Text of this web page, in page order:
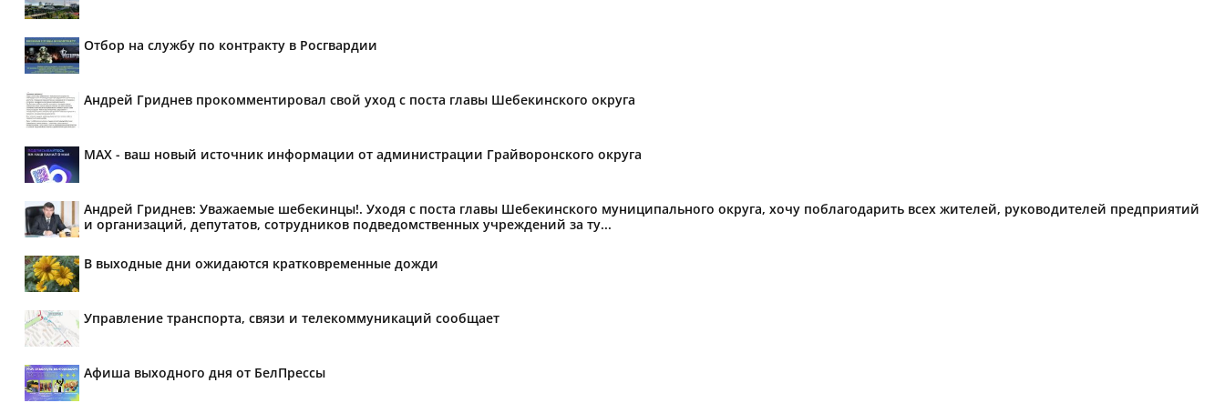
Отбор на службу по контракту в Росгвардии
Андрей Гриднев прокомментировал свой уход с поста главы Шебекинского округа
MAX - ваш новый источник информации от администрации Грайворонского округа
Андрей Гриднев: Уважаемые шебекинцы!. Уходя с поста главы Шебекинского муниципального округа, хочу поблагодарить всех жителей, руководителей предприятий
и организаций, депутатов, сотрудников подведомственных учреждений за ту...
В выходные дни ожидаются кратковременные дожди
Управление транспорта, связи и телекоммуникаций сообщает
Афиша выходного дня от БелПрессы